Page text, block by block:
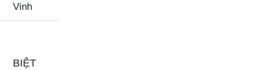
Vinh
BIỆT